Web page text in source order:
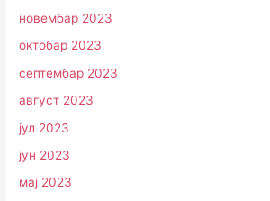
новембар 2023
октобар 2023
септембар 2023
август 2023
јул 2023
јун 2023
мај 2023